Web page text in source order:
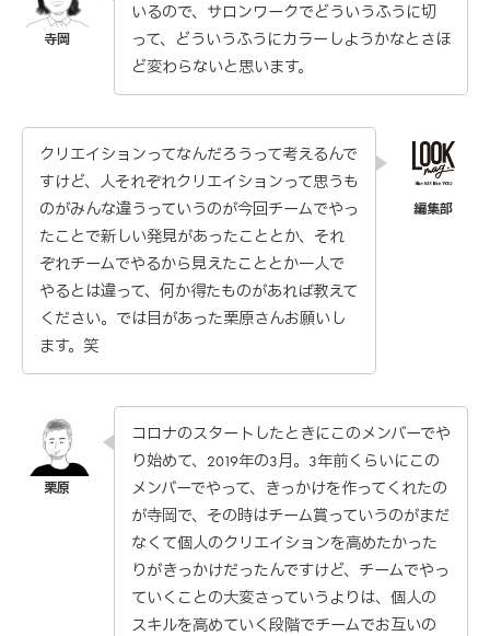
いるので、サロンワークでどういうふうに切
って、どういうふうにカラーしようかなとさほ
ど変わらないと思います。
クリエイションってなんだろうって考えるんで
すけど、人それぞれクリエイションって思うも
のがみんな違うっていうのが今回チームでやっ
たことで新しい発見があったこととか、それ
ぞれチームでやるから見えたこととか一人で
やるとは違って、何か得たものがあれば教えて
ください。では目があった栗原さんお願いし
ます。笑
コロナのスタートしたときにこのメンバーでや
り始めて、2019年の3月。3年前くらいにこの
メンバーでやって、きっかけを作ってくれたの
が寺岡で、その時はチーム賞っていうのがまだ
なくて個人のクリエイションを高めたかった
りがきっかけだったんですけど、チームでやっ
ていくことの大変さっていうよりは、個人の
スキルを高めていく段階でチームでお互いの